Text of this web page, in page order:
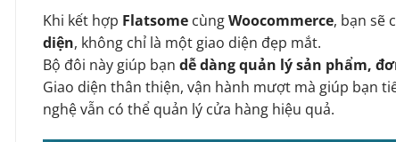
Khi kết hợp Flatsome cùngWoocommerce, bạn sẽ
diện, không chỉ là một giao diện đẹp mắt.
Bộ đôi này giúp bạn dễ dàng quản lý sản phẩm,
Giao diện thân thiện, vận hành mượt mà giúp bạn
nghệ vẫn có thể quản lý cửa hàng hiệu quả.